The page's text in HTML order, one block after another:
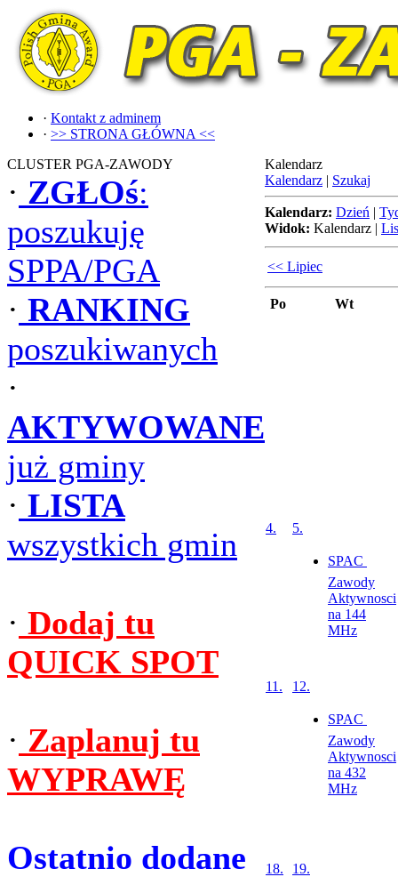
· Kontakt z adminem
· >> STRONA GŁÓWNA <<
CLUSTER PGA-ZAWODY
· ZGŁOś:
poszukuję
SPPA/PGA
· RANKING
poszukiwanych
·
AKTYWOWANE
już gminy
· LISTA
wszystkich gmin
· Dodaj tu
QUICK SPOT
· Zaplanuj tu
WYPRAWĘ
Ostatnio dodane
Kalendarz
Kalendarz | Szukaj
Kalendarz: Dzień |
Widok: Kalendarz |
<< Lipiec
Po Wt
4. 5.
SPAC 
Zawody
Aktywnosci
na 144
MHz
11. 12.
SPAC 
Zawody
Aktywnosci
na 432
MHz
18. 19.